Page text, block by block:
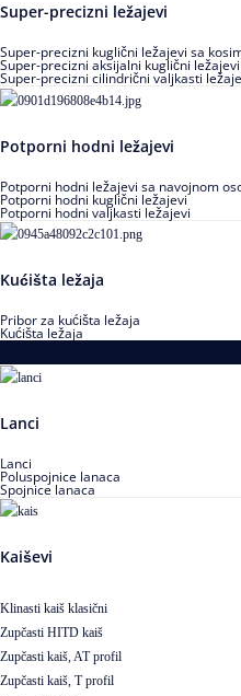
Super-precizni ležajevi
Super-precizni kuglični ležajevi sa
Super-precizni aksijalni kuglični
Super-precizni cilindrični valjkasti
Potporni hodni ležajevi
Potporni hodni ležajevi sa navojnom
Potporni hodni kuglični ležajevi
Potporni hodni valjkasti ležajevi
Kućišta ležaja
Pribor za kućišta ležaja
Kućišta ležaja
Lanci
Lanci
Poluspojnice lanaca
Spojnice lanaca
Kaiševi
Klinasti kaiš klasični
Zupčasti HITD kaiš
Zupčasti kaiš, AT profil
Zupčasti kaiš, T profil